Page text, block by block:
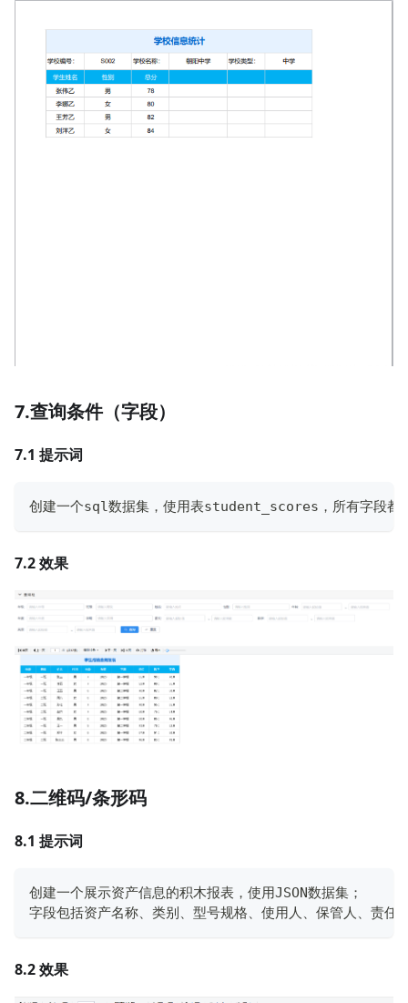
7.查询条件（字段）
7.1 提示词
创建一个sql数据集，使用表student_scores，所有字段都
7.2 效果
8.二维码/条形码
8.1 提示词
创建一个展示资产信息的积木报表，使用JSON数据集；
字段包括资产名称、类别、型号规格、使用人、保管人、责
8.2 效果